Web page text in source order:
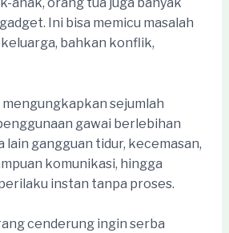
Ini bisa memicu masalah
bahkan konflik,
mengungkapkan sejumlah
gawai berlebihan
lain gangguan tidur, kecemasan,
komunikasi, hingga
instan tanpa proses.
cenderung ingin serba